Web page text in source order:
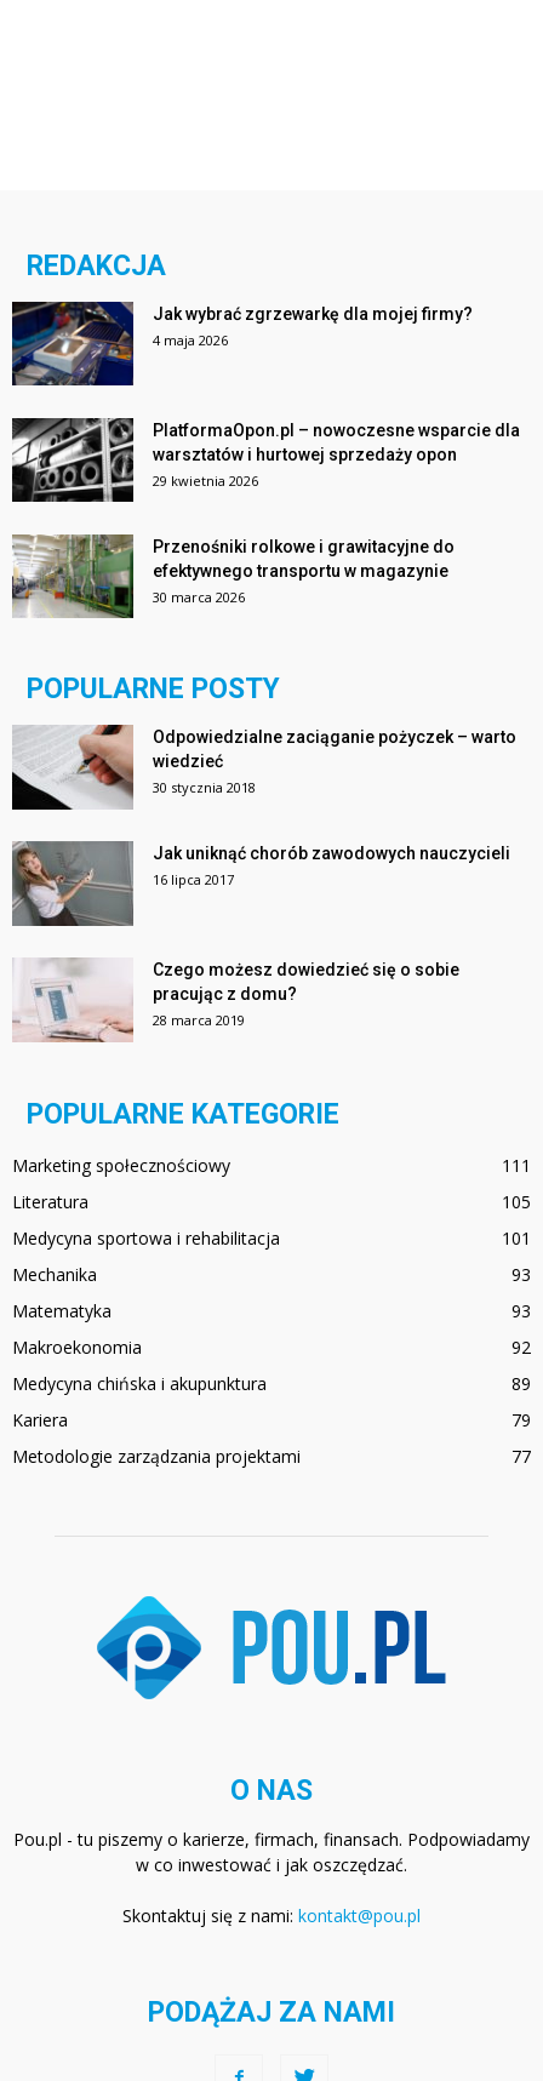
REDAKCJA
Jak wybrać zgrzewarkę dla mojej firmy?
4 maja 2026
PlatformaOpon.pl – nowoczesne wsparcie dla
warsztatów i hurtowej sprzedaży opon
29 kwietnia 2026
Przenośniki rolkowe i grawitacyjne do
efektywnego transportu w magazynie
30 marca 2026
POPULARNE POSTY
Odpowiedzialne zaciąganie pożyczek – warto
wiedzieć
30 stycznia 2018
Jak uniknąć chorób zawodowych nauczycieli
16 lipca 2017
Czego możesz dowiedzieć się o sobie
pracując z domu?
28 marca 2019
POPULARNE KATEGORIE
Marketing społecznościowy
111
Literatura
105
Medycyna sportowa i rehabilitacja
101
Mechanika
93
Matematyka
93
Makroekonomia
92
Medycyna chińska i akupunktura
89
Kariera
79
Metodologie zarządzania projektami
77
O NAS
Pou.pl - tu piszemy o karierze, firmach, finansach. Podpowiadamy
w co inwestować i jak oszczędzać.
Skontaktuj się z nami: kontakt@pou.pl
PODĄŻAJ ZA NAMI